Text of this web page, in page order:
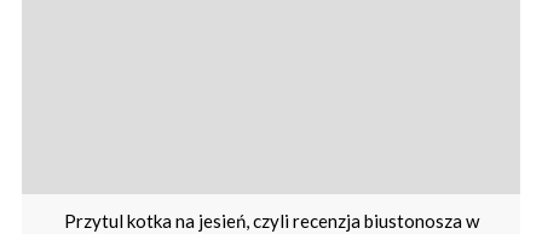
Przytul kotka na jesień, czyli recenzja biustonosza w